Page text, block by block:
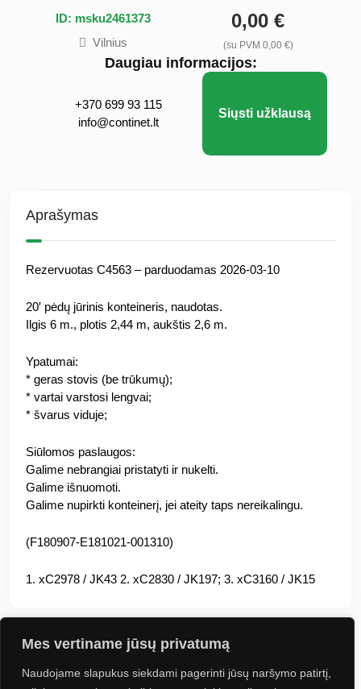
Mes vertiname jūsų privatumą
Naudojame slapukus siekdami pagerinti jūsų naršymo patirtį,
ID: msku2461373
Vilnius
0,00 €
(su PVM 0,00 €)
Daugiau informacijos:
+370 699 93 115
info@continet.lt
Siųsti užklausą
Aprašymas
Rezervuotas C4563 – parduodamas 2026-03-10
20′ pėdų jūrinis konteineris, naudotas.
Ilgis 6 m., plotis 2,44 m, aukštis 2,6 m.
Ypatumai:
* geras stovis (be trūkumų);
* vartai varstosi lengvai;
* švarus viduje;
Siūlomos paslaugos:
Galime nebrangiai pristatyti ir nukelti.
Galime išnuomoti.
Galime nupirkti konteinerį, jei ateity taps nereikalingu.
(F180907-E181021-001310)
1. xC2978 / JK43 2. xC2830 / JK197; 3. xC3160 / JK15
Jus gali sudominti